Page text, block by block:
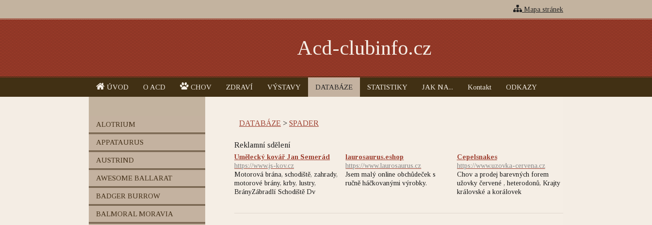
Mapa stránek
Acd-clubinfo.cz
ÚVOD O ACD CHOV ZDRAVÍ VÝSTAVY DATABÁZE STATISTIKY JAK NA... Kontakt ODKAZY
DATABÁZE > SPADER
Reklamní sdělení
Umělecký kovář Jan Semerád
https://www.js-kov.cz
Motorová brána, schodiště, zahrady,
motorové brány, krby, lustry,
BrányZábradlí Schodiště Dv
laurosaurus.eshop
https://www.laurosaurus.cz
Jsem malý online obchůdeček s
ručně háčkovanými výrobky.
Cepelsnakes
https://www.uzovka-cervena.cz
Chov a prodej barevných forem
užovky červené , heterodonů, Krajty
královské a korálovek
ALOTRIUM
APPATAURUS
AUSTRIND
AWESOME BALLARAT
BADGER BURROW
BALMORAL MORAVIA